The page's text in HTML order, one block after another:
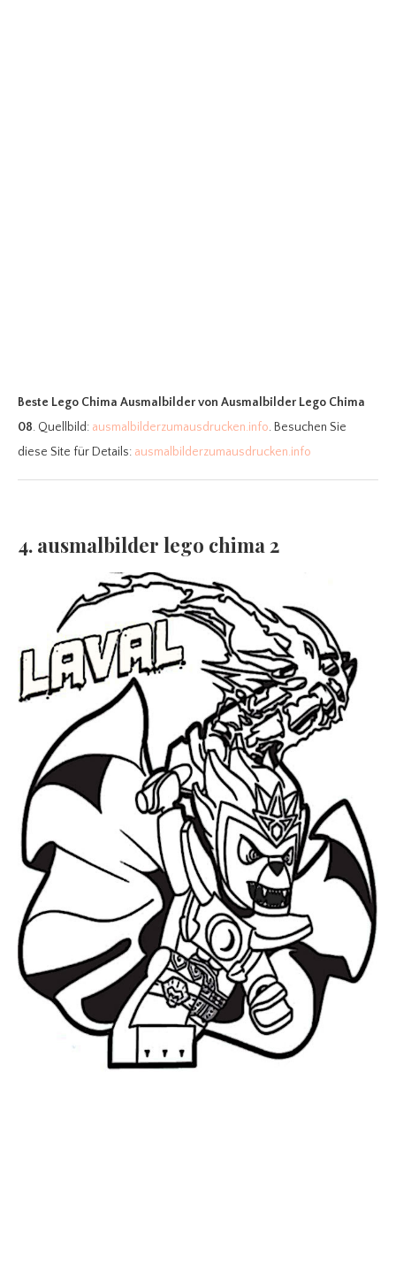
Beste Lego Chima Ausmalbildervon Ausmalbilder Lego Chima
08. Quellbild: ausmalbilderzumausdrucken.info. Besuchen Sie
diese Site für Details: ausmalbilderzumausdrucken.info
4. ausmalbilder lego chima 2